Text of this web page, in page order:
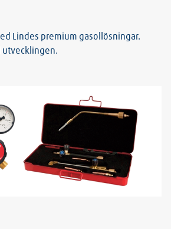
Lindes premium gasollösningar.
utvecklingen.